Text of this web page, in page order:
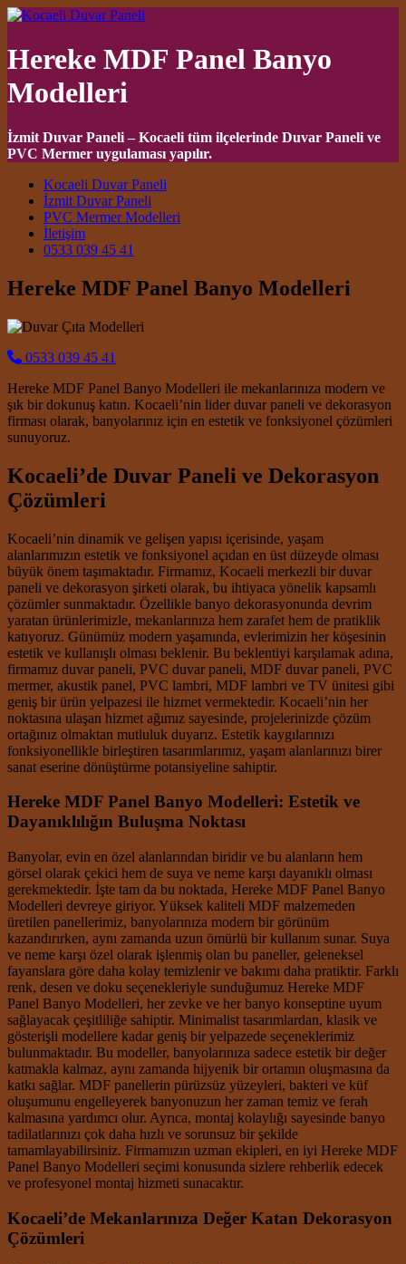
Hereke MDF Panel Banyo
Modelleri
İzmit Duvar Paneli – Kocaeli tüm ilçelerinde Duvar Paneli ve
PVC Mermer uygulaması yapılır.
Main Navigation
Kocaeli Duvar Paneli
İzmit Duvar Paneli
PVC Mermer Modelleri
İletişim
0533 039 45 41
Hereke MDF Panel Banyo Modelleri
0533 039 45 41
Hereke MDF Panel Banyo Modelleri ile mekanlarınıza modern ve
şık bir dokunuş katın. Kocaeli’nin lider duvar paneli ve dekorasyon
firması olarak, banyolarınız için en estetik ve fonksiyonel çözümleri
sunuyoruz.
Kocaeli’de Duvar Paneli ve Dekorasyon
Çözümleri
Kocaeli’nin dinamik ve gelişen yapısı içerisinde, yaşam
alanlarımızın estetik ve fonksiyonel açıdan en üst düzeyde olması
büyük önem taşımaktadır. Firmamız, Kocaeli merkezli bir duvar
paneli ve dekorasyon şirketi olarak, bu ihtiyaca yönelik kapsamlı
çözümler sunmaktadır. Özellikle banyo dekorasyonunda devrim
yaratan ürünlerimizle, mekanlarınıza hem zarafet hem de pratiklik
katıyoruz. Günümüz modern yaşamında, evlerimizin her köşesinin
estetik ve kullanışlı olması beklenir. Bu beklentiyi karşılamak adına,
firmamız duvar paneli, PVC duvar paneli, MDF duvar paneli, PVC
mermer, akustik panel, PVC lambri, MDF lambri ve TV ünitesi gibi
geniş bir ürün yelpazesi ile hizmet vermektedir. Kocaeli’nin her
noktasına ulaşan hizmet ağımız sayesinde, projelerinizde çözüm
ortağınız olmaktan mutluluk duyarız. Estetik kaygılarınızı
fonksiyonellikle birleştiren tasarımlarımız, yaşam alanlarınızı birer
sanat eserine dönüştürme potansiyeline sahiptir.
Hereke MDF Panel Banyo Modelleri: Estetik ve
Dayanıklılığın Buluşma Noktası
Banyolar, evin en özel alanlarından biridir ve bu alanların hem
görsel olarak çekici hem de suya ve neme karşı dayanıklı olması
gerekmektedir. İşte tam da bu noktada, Hereke MDF Panel Banyo
Modelleri devreye giriyor. Yüksek kaliteli MDF malzemeden
üretilen panellerimiz, banyolarınıza modern bir görünüm
kazandırırken, aynı zamanda uzun ömürlü bir kullanım sunar. Suya
ve neme karşı özel olarak işlenmiş olan bu paneller, geleneksel
fayanslara göre daha kolay temizlenir ve bakımı daha pratiktir. Farklı
renk, desen ve doku seçenekleriyle sunduğumuz Hereke MDF
Panel Banyo Modelleri, her zevke ve her banyo konseptine uyum
sağlayacak çeşitliliğe sahiptir. Minimalist tasarımlardan, klasik ve
gösterişli modellere kadar geniş bir yelpazede seçeneklerimiz
bulunmaktadır. Bu modeller, banyolarınıza sadece estetik bir değer
katmakla kalmaz, aynı zamanda hijyenik bir ortamın oluşmasına da
katkı sağlar. MDF panellerin pürüzsüz yüzeyleri, bakteri ve küf
oluşumunu engelleyerek banyonuzun her zaman temiz ve ferah
kalmasına yardımcı olur. Ayrıca, montaj kolaylığı sayesinde banyo
tadilatlarınızı çok daha hızlı ve sorunsuz bir şekilde
tamamlayabilirsiniz. Firmamızın uzman ekipleri, en iyi Hereke MDF
Panel Banyo Modelleri seçimi konusunda sizlere rehberlik edecek
ve profesyonel montaj hizmeti sunacaktır.
Kocaeli’de Mekanlarınıza Değer Katan Dekorasyon
Çözümleri